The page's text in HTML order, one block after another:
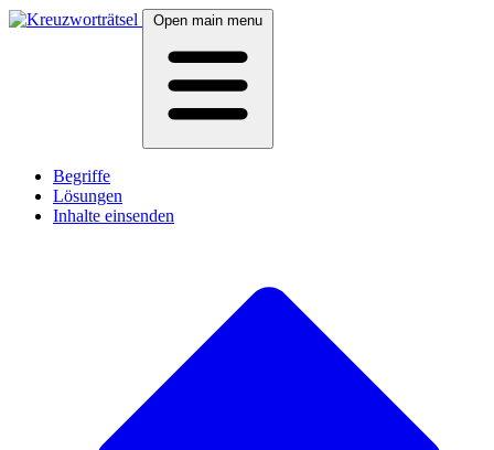
Open main menu
Begriffe
Lösungen
Inhalte einsenden